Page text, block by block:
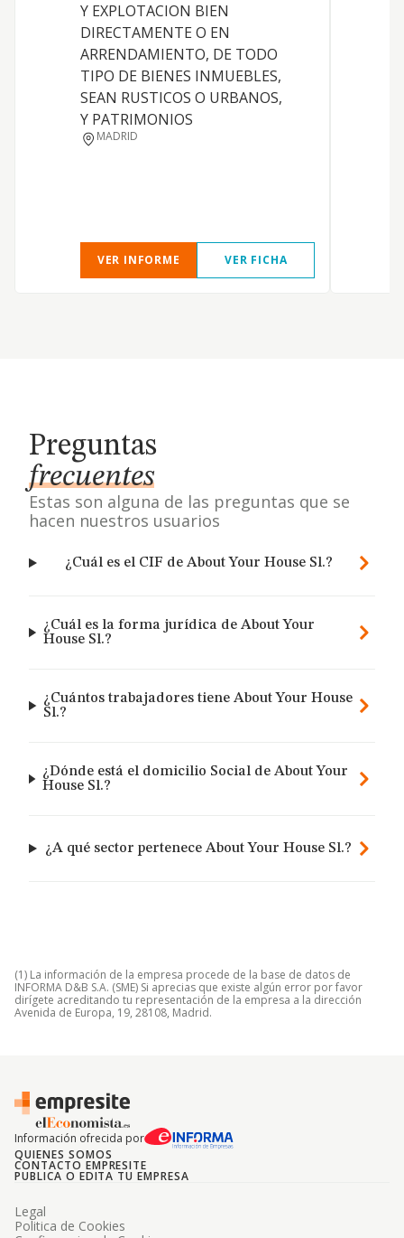
Y EXPLOTACION BIEN
DIRECTAMENTE O EN
ARRENDAMIENTO, DE TODO
TIPO DE BIENES INMUEBLES,
SEAN RUSTICOS O URBANOS,
Y PATRIMONIOS
MADRID
VER INFORME VER FICHA
Preguntas
frecuentes
Estas son alguna de las preguntas que se
hacen nuestros usuarios
¿Cuál es el CIF de About Your House Sl.?
¿Cuál es la forma jurídica de About Your
House Sl.?
¿Cuántos trabajadores tiene About Your House
Sl.?
¿Dónde está el domicilio Social de About Your
House Sl.?
¿A qué sector pertenece About Your House Sl.?
(1) La información de la empresa procede de la base de datos de
INFORMA D&B S.A. (SME) Si aprecias que existe algún error por favor
dirígete acreditando tu representación de la empresa a la dirección
Avenida de Europa, 19, 28108, Madrid.
Información ofrecida por
QUIENES SOMOS
CONTACTO EMPRESITE
PUBLICA O EDITA TU EMPRESA
Legal
Politica de Cookies